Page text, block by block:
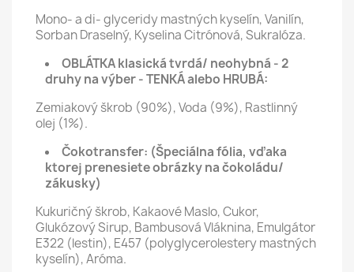
Mono- a di- glyceridy mastných kyselín, Vanilín,
Sorban Draselný, Kyselina Citrónová, Sukralóza.
OBLÁTKA klasická tvrdá/ neohybná - 2
druhy na výber - TENKÁ alebo HRUBÁ:
Zemiakový škrob (90%), Voda (9%), Rastlinný
olej (1%).
Čokotransfer: (Špeciálna fólia, vďaka
ktorej prenesiete obrázky na čokoládu/
zákusky)
Kukuričný škrob, Kakaové Maslo, Cukor,
Glukózový Sirup, Bambusová Vláknina, Emulgátor
E322 (lestin), E457 (polyglycerolestery mastných
kyselín), Aróma.